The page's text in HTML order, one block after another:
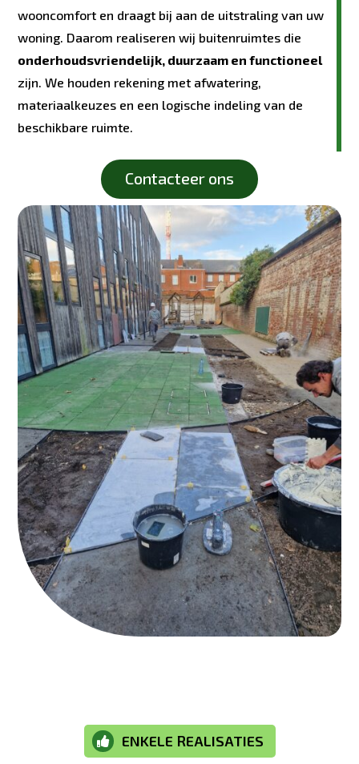
wooncomfort en draagt bij aan de uitstraling van uw
woning. Daarom realiseren wij buitenruimtes die
onderhoudsvriendelijk, duurzaam en functioneel
zijn. We houden rekening met afwatering,
materiaalkeuzes en een logische indeling van de
beschikbare ruimte.
Contacteer ons
 ENKELE REALISATIES